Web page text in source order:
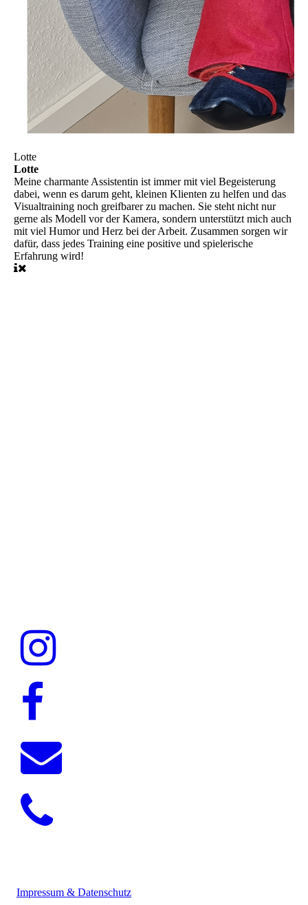
Lotte
Lotte
Meine charmante Assistentin ist immer mit viel Begeisterung
dabei, wenn es darum geht, kleinen Klienten zu helfen und das
Visualtraining noch greifbarer zu machen. Sie steht nicht nur
gerne als Modell vor der Kamera, sondern unterstützt mich auch
mit viel Humor und Herz bei der Arbeit. Zusammen sorgen wir
dafür, dass jedes Training eine positive und spielerische
Erfahrung wird!
Impressum & Datenschutz